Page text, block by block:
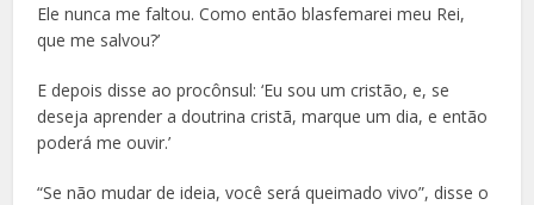
Ele nunca me faltou. Como então blasfemarei meu Rei,
que me salvou?’
E depois disse ao procônsul: ‘Eu sou um cristão, e, se
deseja aprender a doutrina cristã, marque um dia, e então
poderá me ouvir.’
“Se não mudar de ideia, você será queimado vivo”, disse o